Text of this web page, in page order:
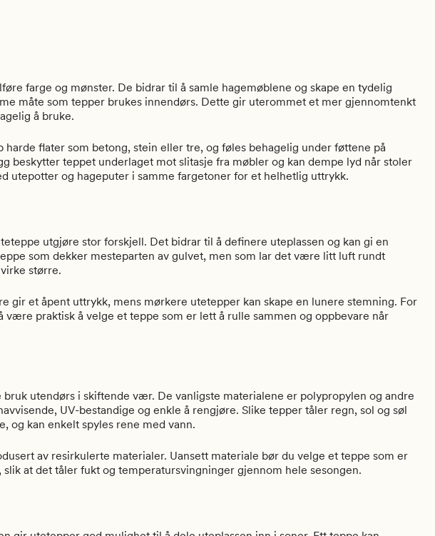
farge og mønster. De bidrar til å samle hagemøblene og skape en tydelig
måte som tepper brukes innendørs. Dette gir uterommet et mer gjennomtenkt
å bruke.
harde flater som betong, stein eller tre, og føles behagelig under føttene på
beskytter teppet underlaget mot slitasje fra møbler og kan dempe lyd når stoler
utepotter og hageputer i samme fargetoner for et helhetlig uttrykk.
utgjøre stor forskjell. Det bidrar til å definere uteplassen og kan gi en
som dekker mesteparten av gulvet, men som lar det være litt luft rundt
større.
gir et åpent uttrykk, mens mørkere utetepper kan skape en lunere stemning. For
være praktisk å velge et teppe som er lett å rulle sammen og oppbevare når
bruk utendørs i skiftende vær. De vanligste materialene er polypropylen og andre
UV-bestandige og enkle å rengjøre. Slike tepper tåler regn, sol og søl
og kan enkelt spyles rene med vann.
av resirkulerte materialer. Uansett materiale bør du velge et teppe som er
at det tåler fukt og temperatursvingninger gjennom hele sesongen.